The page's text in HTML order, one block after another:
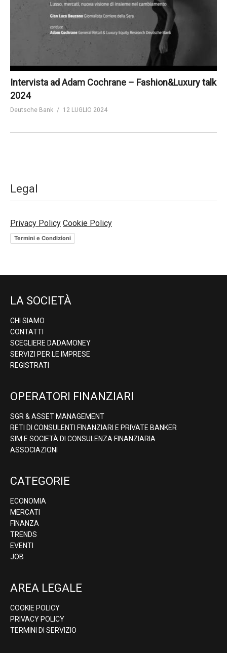
Intervista ad Adam Cochrane – Fashion&Luxury talk
2024
Deutsche Bank 12 LUGLIO 2024
Legal
Privacy Policy Cookie Policy
Termini e Condizioni
LA SOCIETÀ
CHI SIAMO
CONTATTI
SCEGLIERE DADAMONEY
SERVIZI PER LE IMPRESE
REGISTRATI
OPERATORI FINANZIARI
SGR & ASSET MANAGEMENT
RETI DI CONSULENTI FINANZIARI E PRIVATE BANKER
SIM E SOCIETÀ DI CONSULENZA FINANZIARIA
ASSOCIAZIONI
CATEGORIE
ECONOMIA
MERCATI
FINANZA
TRENDS
EVENTI
JOB
AREA LEGALE
COOKIE POLICY
PRIVACY POLICY
TERMINI DI SERVIZIO